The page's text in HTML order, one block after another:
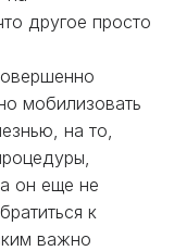
другое просто
мобилизовать
на то,
он еще не
к
важно